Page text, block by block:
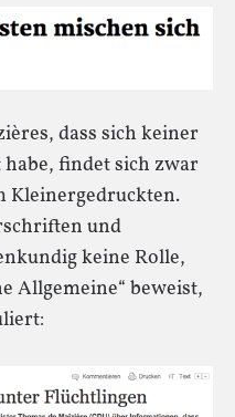
dass sich keiner
findet sich zwar
Kleinergedruckten.
und
keine Rolle,
Allgemeine“ beweist,